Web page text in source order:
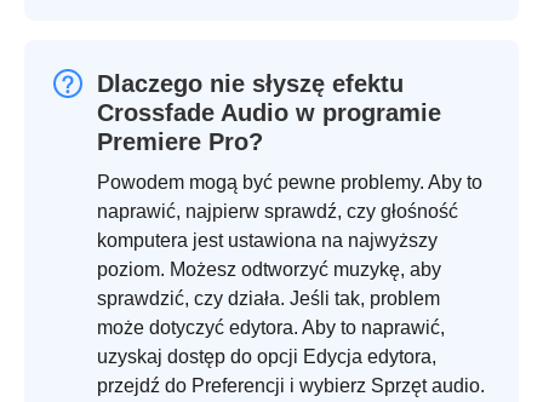
Dlaczego nie słyszę efektu
Crossfade Audio w programie
Premiere Pro?
Powodem mogą być pewne problemy. Aby to
naprawić, najpierw sprawdź, czy głośność
komputera jest ustawiona na najwyższy
poziom. Możesz odtworzyć muzykę, aby
sprawdzić, czy działa. Jeśli tak, problem
może dotyczyć edytora. Aby to naprawić,
uzyskaj dostęp do opcji Edycja edytora,
przejdź do Preferencji i wybierz Sprzęt audio.